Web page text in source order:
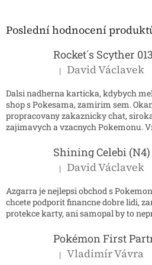
Poslední hodnocení
Rocket´s Scyther
Hodnocení produktu je 5
| David Václavek
Dalsi nadherna karticka, kdybych
shop s Pokesama, zamirim sem.
propracovany zakaznicky chat,
zajimavych a vzacnych Pokemonu.
Hodnocení produktu je 5
| David Václavek
Azgarra je nejlepsi obchod s
chcete podporit financne dobre lidi,
protekce karty, ani samopal by to
Hodnocení produktu je 5
| Vladimír Vávra